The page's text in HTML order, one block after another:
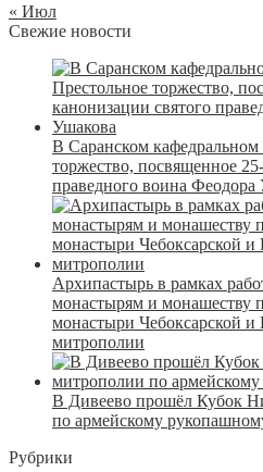
« Июл
Свежие новости
В Саранском
торжество, посвященное
праведного воина Феодора
Архипастырь в рамках
монастырям и монашеству
монастыри Чебоксарской
митрополии
В Дивеево прошёл Кубок
по армейскому
Рубрики